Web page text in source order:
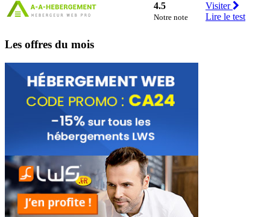
4.5
Notre note
Visiter
Lire le test
Les offres du mois